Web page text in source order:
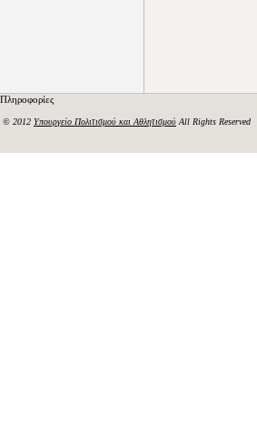
Πληροφορίες
© 2012 Υπουργείο Πολιτισμού και Αθλητισμού All Rights Reserved